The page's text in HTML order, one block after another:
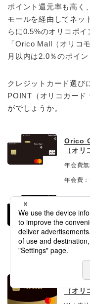
ポイント還元率も高く
モールを経由してネッ
らに0.5%のオリコポ
「Orico Mall（オリコ
月以内は2.0％のポイ
クレジットカード選び
POINT（オリコカード
がでしょうか。
Orico
（オ
年会費
年会費
GOLD
（オリ
ールド）
オリコ
年会費
Orico
（オリ